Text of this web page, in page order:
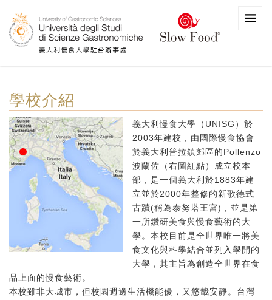
學校介紹
義大利慢食大學（UNISG）於
2003年建校，由國際慢食協會
於義大利普拉鎮郊區的Pollenzo
波蘭佐（右圖紅點）成立校本
部，是一個義大利於1883年建
立並於2000年整修的新歌德式
古蹟(稱為泰努塔王宮)，並是第
一所鑽研美食與慢食藝術的大
學。本校目前是全世界唯一將美
食文化與科學結合並列入學開的
大學，其主旨為創造全世界在食
品上面的慢食藝術。
本校雖非大城市，但校園週邊生活機能優，又悠哉安靜。台灣